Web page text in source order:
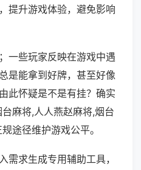
提升游戏体验，避免影响
一些玩家反映在游戏中遇
是能拿到好牌，甚至好像
此怀疑是不是有挂？确实
麻将,人人燕赵麻将,烟台
途径维护游戏公平。
需求生成专用辅助工具，